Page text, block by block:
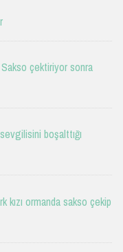
çektiriyor sonra
boşalttığı
kızı ormanda sakso çekip